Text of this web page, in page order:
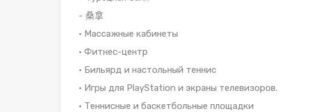
- 桑拿
• Массажные кабинеты
• Фитнес-центр
• Бильярд и настольный теннис
• Игры для PlayStation и экраны телевизоров.
• Теннисные и баскетбольные площадки